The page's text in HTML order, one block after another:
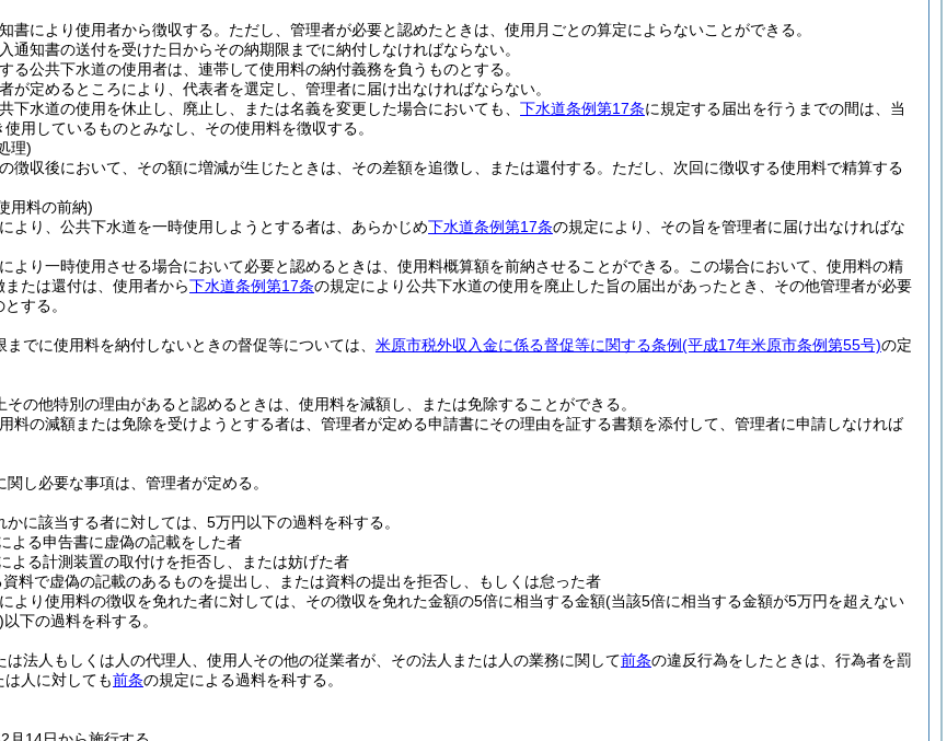
書により使用者から徴収する。 ただし、管理者が必要と認めたときは、使用月ごとの算定によらないことができる。
通知書の送付を受けた日からその納期限までに納付しなければならない。
る公共下水道の使用者は、連帯して使用料の納付義務を負うものとする。
が定めるところにより、代表者を選定し、管理者に届け出なければならない。
下水道の使用を休止し、廃止し、または名義を変更した場合においても、 下水道条例第17条に規定する届出を行うまでの間は、当
用しているものとみなし、その使用料を徴収する。
理)
徴収後において、その額に増減が生じたときは、その差額を追徴し、または還付する。 ただし、次回に徴収する使用料で精算する
用料の前納)
より、公共下水道を一時使用しようとする者は、あらかじめ下水道条例第17条の規定により、その旨を管理者に届け出なければな
より一時使用させる場合において必要と認めるときは、使用料概算額を前納させることができる。
この場合において、使用料の精
たは還付は、使用者から下水道条例第17条の規定により公共下水道の使用を廃止した旨の届出があったとき、その他管理者が必要
する。
までに使用料を納付しないときの督促等については、 米原市税外収入金に係る督促等に関する条例(平成17年米原市条例第55号)の定
その他特別の理由があると認めるときは、使用料を減額し、または免除することができる。
料の減額または免除を受けようとする者は、管理者が定める申請書にその理由を証する書類を添付して、管理者に申請しなければ
関し必要な事項は、管理者が定める。
かに該当する者に対しては、5万円以下の過料を科する。
よる申告書に虚偽の記載をした者
よる計測装置の取付けを拒否し、または妨げた者
料で虚偽の記載のあるものを提出し、または資料の提出を拒否し、もしくは怠った者
より使用料の徴収を免れた者に対しては、その徴収を免れた金額の5倍に相当する金額(当該5倍に相当する金額が5万円を超えない
以下の過料を科する。
は法人もしくは人の代理人、使用人その他の従業者が、その法人または人の業務に関して前条の違反行為をしたときは、行為者を罰
人に対しても前条の規定による過料を科する。